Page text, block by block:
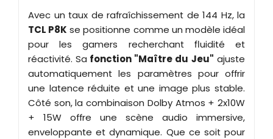
Avec un taux de rafraîchissement de 144 Hz, la
TCL P8K se positionne comme un modèle idéal
pour les gamers recherchant fluidité et
réactivité. Sa fonction "Maître du Jeu" ajuste
automatiquement les paramètres pour offrir
une latence réduite et une image plus stable.
Côté son, la combinaison Dolby Atmos + 2x10W
+ 15W offre une scène audio immersive,
enveloppante et dynamique. Que ce soit pour